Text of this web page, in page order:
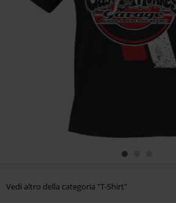
Vedi altro della categoria "T-Shirt"